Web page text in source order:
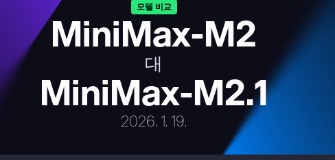
모델 비교
MiniMax-M2
대
MiniMax-M2.1
2026. 1. 19.